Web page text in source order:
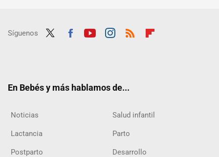
Síguenos
En Bebés y más hablamos de...
Noticias Salud infantil
Lactancia Parto
Postparto Desarrollo